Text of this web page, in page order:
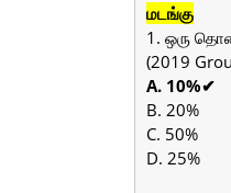
மடங்கு
1. ஒரு
(2019
A. 10%✔
B. 20%
C. 50%
D. 25%